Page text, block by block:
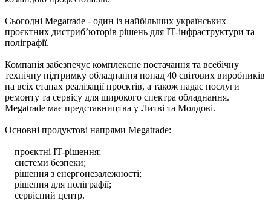
Сьогодні Megatrade - один із найбільших українських
проєктних дистриб’юторів рішень для ІТ-інфраструктури та
поліграфії.
Компанія забезпечує комплексне постачання та всебічну
технічну підтримку обладнання понад 40 світових виробників
на всіх етапах реалізації проєктів, а також надає послуги
ремонту та сервісу для широкого спектра обладнання.
Megatrade має представництва у Литві та Молдові.
Основні продуктові напрями Megatrade:
проєктні IT-рішення;
системи безпеки;
рішення з енергонезалежності;
рішення для поліграфії;
сервісний центр.